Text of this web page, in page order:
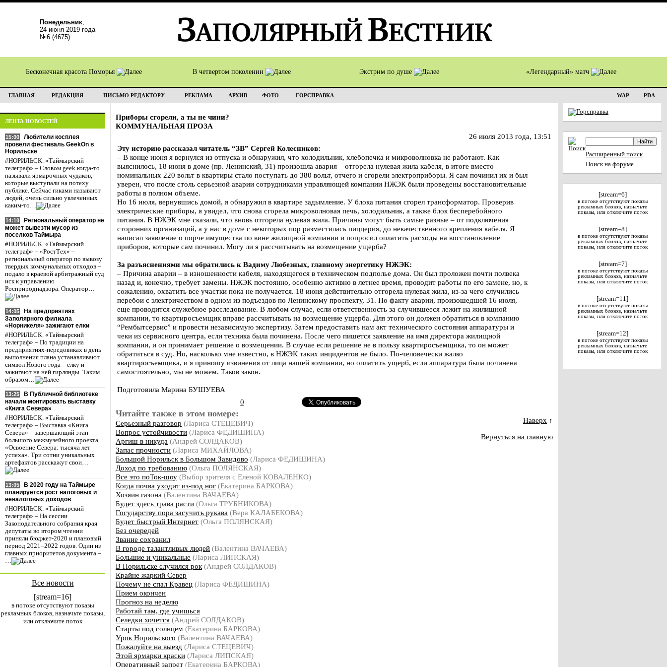
Понедельник,
24 июня 2019 года
№6 (4675)
Бесконечная красота Поморья В четвертом поколении Экстрим по душе «Легендарный» матч
ГЛАВНАЯ РЕДАКЦИЯ ПИСЬМО РЕДАКТОРУ РЕКЛАМА АРХИВ ФОТО ГОРСПРАВКА WAP PDA
ЛЕНТА НОВОСТЕЙ
15:00
Любители косплея
провели фестиваль GeekOn в
Норильске
#НОРИЛЬСК. «Таймырский
телеграф» – Словом geek когда-то
называли ярмарочных чудаков,
которые выступали на потеху
публике. Сейчас гиками называют
людей, очень сильно увлеченных
каким-то…
14:10
Региональный оператор не
может вывезти мусор из
поселков Таймыра
#НОРИЛЬСК. «Таймырский
телеграф» – «РостТех» –
региональный оператор по вывозу
твердых коммунальных отходов –
подало в краевой арбитражный суд
иск к управлению
Росприроднадзора. Оператор…
14:05
На предприятиях
Заполярного филиала
«Норникеля» зажигают елки
#НОРИЛЬСК. «Таймырский
телеграф» – По традиции на
предприятиях-передовиках в день
выполнения плана устанавливают
символ Нового года – елку и
зажигают на ней гирлянды. Таким
образом…
13:25
В Публичной библиотеке
начали монтировать выставку
«Книга Севера»
#НОРИЛЬСК. «Таймырский
телеграф» – Выставка «Книга
Севера» – завершающий этап
большого межмузейного проекта
«Освоение Севера: тысяча лет
успеха». Три сотни уникальных
артефактов расскажут свои…
13:05
В 2020 году на Таймыре
планируется рост налоговых и
неналоговых доходов
#НОРИЛЬСК. «Таймырский
телеграф» – На сессии
Законодательного собрания края
депутаты во втором чтении
приняли бюджет-2020 и плановый
период 2021–2022 годов. Один из
главных приоритетов документа –
…
Все новости
[stream=16]
в потоке отсутствуют показы
рекламных блоков, назначьте показы,
или отключите поток
Приборы сгорели, а ты не чини?
КОММУНАЛЬНАЯ ПРОЗА
26 июля 2013 года, 13:51
Эту историю рассказал читатель “ЗВ” Сергей Колесников:
– В конце июня я вернулся из отпуска и обнаружил, что холодильник, хлебопечка и микроволновка не работают. Как
выяснилось, 18 июня в доме (пр. Ленинский, 31) произошла авария – отгорела нулевая жила кабеля, в итоге вместо
номинальных 220 вольт в квартиры стало поступать до 380 вольт, отчего и сгорели электроприборы. Я сам починил их и был
уверен, что после столь серьезной аварии сотрудниками управляющей компании НЖЭК были проведены восстановительные
работы в полном объеме.
Но 16 июля, вернувшись домой, я обнаружил в квартире задымление. У блока питания сгорел трансформатор. Проверив
электрические приборы, я увидел, что снова сгорела микроволновая печь, холодильник, а также блок бесперебойного
питания. В НЖЭК мне сказали, что вновь отгорела нулевая жила. Причины могут быть самые разные – от подключения
сторонних организаций, а у нас в доме с некоторых пор разместилась пиццерия, до некачественного крепления кабеля. Я
написал заявление о порче имущества по вине жилищной компании и попросил оплатить расходы на восстановление
приборов, которые сам починил. Могу ли я рассчитывать на возмещение ущерба?
За разъяснениями мы обратились к Вадиму Любезных, главному энергетику НЖЭК:
– Причина аварии – в изношенности кабеля, находящегося в техническом подполье дома. Он был проложен почти полвека
назад и, конечно, требует замены. НЖЭК постоянно, особенно активно в летнее время, проводит работы по его замене, но, к
сожалению, охватить все участки пока не получается. 18 июня действительно отгорела нулевая жила, из-за чего случились
перебои с электричеством в одном из подъездов по Ленинскому проспекту, 31. По факту аварии, произошедшей 16 июля,
еще проводится служебное расследование. В любом случае, если ответственность за случившееся лежит на жилищной
компании, то квартиросъемщик вправе рассчитывать на возмещение ущерба. Для этого он должен обратиться в компанию
“Рембытсервис” и провести независимую экспертизу. Затем предоставить нам акт технического состояния аппаратуры и
чеки из сервисного центра, если техника была починена. После чего пишется заявление на имя директора жилищной
компании, и он принимает решение о возмещении. В случае если решение не в пользу квартиросъемщика, то он может
обратиться в суд. Но, насколько мне известно, в НЖЭК таких инцидентов не было. По-человечески жалко
квартиросъемщика, и я приношу извинения от лица нашей компании, но оплатить ущерб, если аппаратура была починена
самостоятельно, мы не можем. Таков закон.
Подготовила Марина БУШУЕВА
0
Читайте также в этом номере:
Серьезный разговор (Лариса СТЕЦЕВИЧ)
Вопрос устойчивости (Лариса ФЕДИШИНА)
Аргиш в никуда (Андрей СОЛДАКОВ)
Запас прочности (Лариса МИХАЙЛОВА)
Большой Норильск в Большом Завидово (Лариса ФЕДИШИНА)
Доход по требованию (Ольга ПОЛЯНСКАЯ)
Все это поТок-шоу (Выбор зрителя с Еленой КОВАЛЕНКО)
Когда почва уходит из-под ног (Екатерина БАРКОВА)
Хозяин газона (Валентина ВАЧАЕВА)
Будет здесь трава расти (Ольга ТРУБНИКОВА)
Государству пора засучить рукава (Вера КАЛАБЕКОВА)
Будет быстрый Интернет (Ольга ПОЛЯНСКАЯ)
Без очередей
Звание сохранил
В городе талантливых людей (Валентина ВАЧАЕВА)
Большие и уникальные (Лариса ЛИПСКАЯ)
В Норильске случился рок (Андрей СОЛДАКОВ)
Крайне жаркий Север
Почему не спал Кравец (Лариса ФЕДИШИНА)
Прием окончен
Прогноз на неделю
Работай там, где учишься
Селедки хочется (Андрей СОЛДАКОВ)
Старты под солнцем (Екатерина БАРКОВА)
Урок Норильского (Валентина ВАЧАЕВА)
Пожалуйте на выезд (Лариса СТЕЦЕВИЧ)
Этой ярмарки краски (Лариса ЛИПСКАЯ)
Оперативный запрет (Екатерина БАРКОВА)
Наверх ↑
Вернуться на главную
Расширенный поиск
Поиск на форуме
[stream=6]
в потоке отсутствуют показы
рекламных блоков, назначьте
показы, или отключите поток
[stream=8]
в потоке отсутствуют показы
рекламных блоков, назначьте
показы, или отключите поток
[stream=7]
в потоке отсутствуют показы
рекламных блоков, назначьте
показы, или отключите поток
[stream=11]
в потоке отсутствуют показы
рекламных блоков, назначьте
показы, или отключите поток
[stream=12]
в потоке отсутствуют показы
рекламных блоков, назначьте
показы, или отключите поток